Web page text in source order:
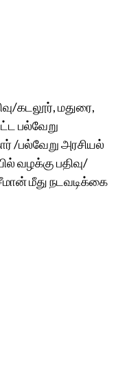
கடலூர், மதுரை,
பல்வேறு
/பல்வேறு அரசியல்
வழக்கு பதிவு/
மீது நடவடிக்கை